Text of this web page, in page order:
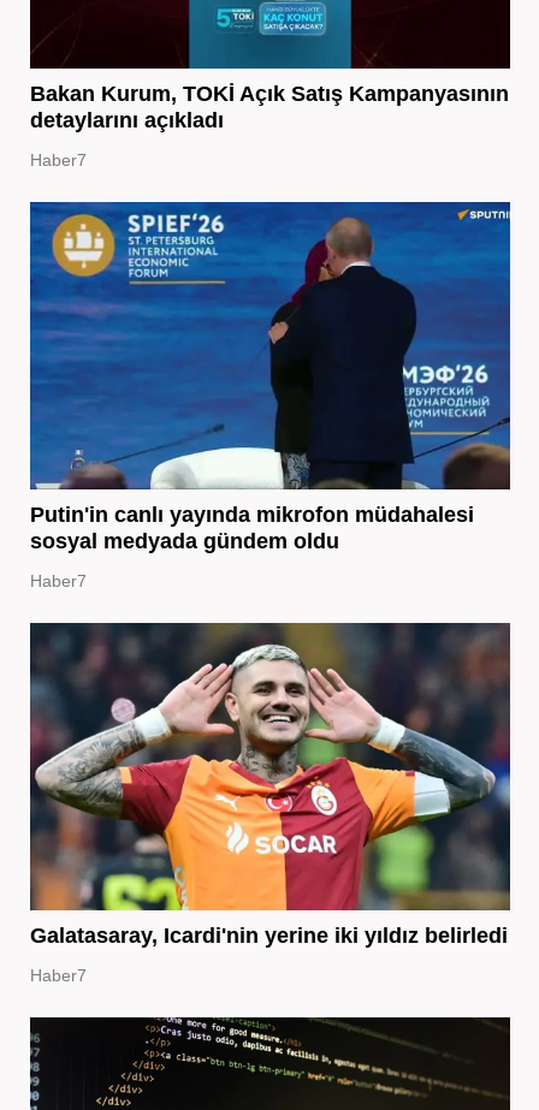
Bakan Kurum, TOKİ Açık Satış Kampanyasının
detaylarını açıkladı
Haber7
Putin'in canlı yayında mikrofon müdahalesi
sosyal medyada gündem oldu
Haber7
Galatasaray, Icardi'nin yerine iki yıldız belirledi
Haber7